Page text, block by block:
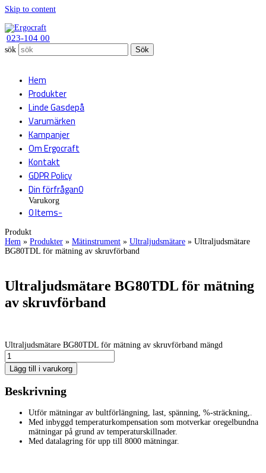
Skip to content
023-104 00
sök Sök
Hem
Produkter
Linde Gasdepå
Varumärken
Kampanjer
Om Ergocraft
Kontakt
GDPR Policy
Din förfrågan0
Varukorg
0 Items-
Produkt
Hem » Produkter » Mätinstrument » Ultraljudsmätare » Ultraljudsmätare
BG80TDL för mätning av skruvförband
Ultraljudsmätare BG80TDL för mätning
av skruvförband
Ultraljudsmätare BG80TDL för mätning av skruvförband mängd
Lägg till i varukorg
Beskrivning
Utför mätningar av bultförlängning, last, spänning, %-sträckning,.
Med inbyggd temperaturkompensation som motverkar oregelbundna
mätningar på grund av temperaturskillnader.
Med datalagring för upp till 8000 mätningar.